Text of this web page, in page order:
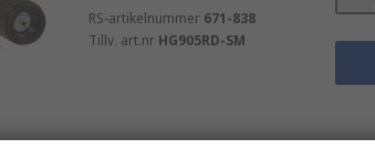
RS-artikelnummer 671-838
Tillv. art.nr HG905RD-SM